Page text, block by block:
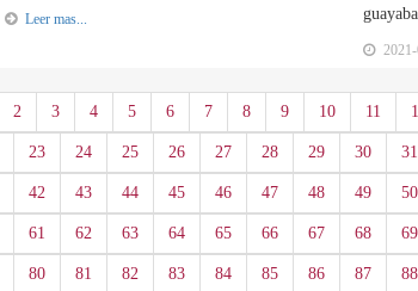
Leer mas...
2 3 4 5 6 7 8 9 10 11
23 24 25 26 27 28 29 30 31
42 43 44 45 46 47 48 49 50
61 62 63 64 65 66 67 68 69
80 81 82 83 84 85 86 87 88